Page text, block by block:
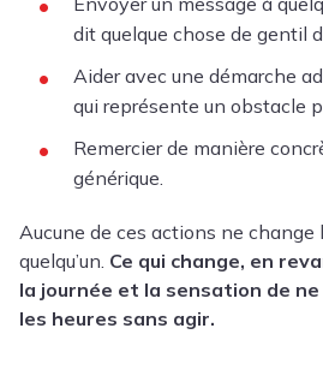
dit quelque chose de gentil
Aider avec une démarche
qui représente un obstacle
Remercier de manière
générique.
Aucune de ces actions ne
quelqu’un. Ce qui change, en
la journée et la sensation de
les heures sans agir.